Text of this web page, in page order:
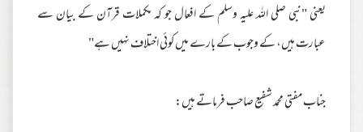
یعنی "نبی صلی اللہ علیہ وسلم کے افعال جو کہ مکملات قرآن کے بیان سے
عبارت ہیں، کے وجوب کے بارے میں کوئی اختلاف نہیں ہے"
جناب مفتی محمد شفیع صاحب فرماتے ہیں: